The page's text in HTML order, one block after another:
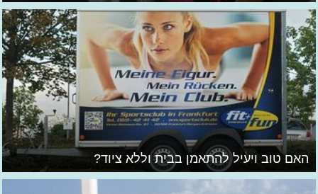
האם טוב ויעיל להתאמן בבית וללא ציוד?